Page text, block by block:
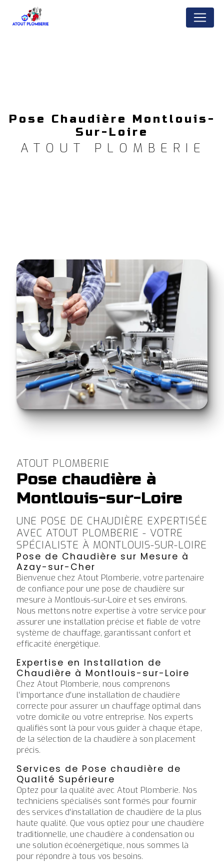
Pose Chaudière Montlouis-
Sur-Loire
ATOUT PLOMBERIE
ATOUT PLOMBERIE
Pose chaudière à
Montlouis-sur-Loire
UNE POSE DE CHAUDIÈRE EXPERTISÉE
AVEC ATOUT PLOMBERIE - VOTRE
SPÉCIALISTE À MONTLOUIS-SUR-LOIRE
Pose de Chaudière sur Mesure à
Azay-sur-Cher
Bienvenue chez Atout Plomberie, votre partenaire
de confiance pour une pose de chaudière sur
mesure à Montlouis-sur-Loire et ses environs.
Nous mettons notre expertise à votre service pour
assurer une installation précise et fiable de votre
système de chauffage, garantissant confort et
efficacité énergétique.
Expertise en Installation de
Chaudière à Montlouis-sur-Loire
Chez Atout Plomberie, nous comprenons
l'importance d'une installation de chaudière
correcte pour assurer un chauffage optimal dans
votre domicile ou votre entreprise. Nos experts
qualifiés sont là pour vous guider à chaque étape,
de la sélection de la chaudière à son placement
précis.
Services de Pose chaudière de
Qualité Supérieure
Optez pour la qualité avec Atout Plomberie. Nos
techniciens spécialisés sont formés pour fournir
des services d'installation de chaudière de la plus
haute qualité. Que vous optiez pour une chaudière
traditionnelle, une chaudière à condensation ou
une solution écoénergétique, nous sommes là
pour répondre à tous vos besoins.
Panneau de gestion des cookies